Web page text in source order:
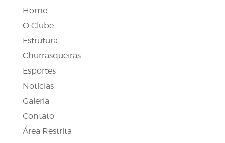
Home
O Clube
Estrutura
Churrasqueiras
Esportes
Notícias
Galeria
Contato
Área Restrita